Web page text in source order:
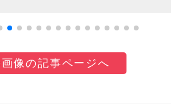
像の記事ページへ